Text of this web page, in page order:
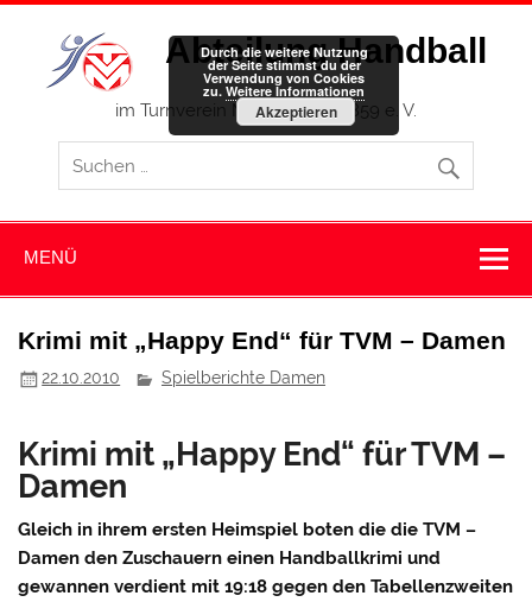
Zum
springen
Abteilung Handball
im Turnverein Memmingen 1859 e. V.
MENÜ
Krimi mit „Happy End“ für TVM – Damen
22.10.2010 Spielberichte Damen
Krimi mit „Happy End“ für TVM –
Damen
Gleich in ihrem ersten Heimspiel boten die die TVM –
Damen den Zuschauern einen Handballkrimi und
gewannen verdient mit 19:18 gegen den Tabellenzweiten
Durch die weitere Nutzung
der Seite stimmst du der
Verwendung von Cookies
zu. Weitere Informationen
Akzeptieren